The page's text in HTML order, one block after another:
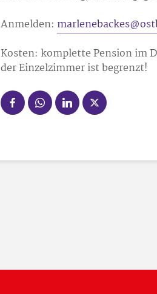
Anmelden:
Kosten: komplette Pension im
der Einzelzimmer ist begrenzt!